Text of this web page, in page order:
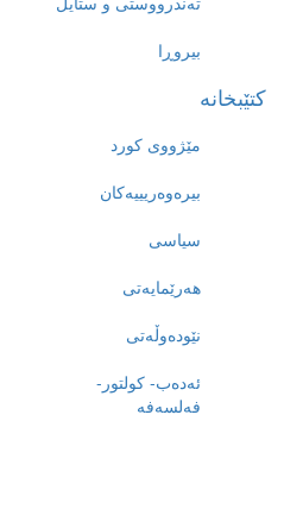
بیروڕا
کتێبخانە
مێژووى کورد
بیرەوەریییەکان
سیاسى
هەرێمایەتی
نێودەوڵەتی
ئەدەب- کولتور-
فەلسەفە